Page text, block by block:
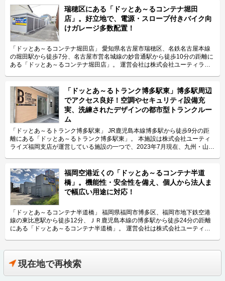
402箇所、16,736室（2020年9月現在）を運営しております。コンテナ管理
戸数は日本第3位の市場シェアを誇っている会社です。 今回は、株式会社ユ
ーティライズが運営している「ドッとあ～るコンテナ岩槻南平野」の特長や
利用用途などをご紹介致します。 「ドッとあ～るコンテナ岩槻南平野」の
特長を教えてください。 大通りの交差点に位置している「ドッとあ～るコ
ンテナ岩槻南平野」。施設内はアスファルトが敷いてあるので車で入りやす
くなっております。 広々とした敷地には、人気のガレージタイプやバイク
コンテナなど1.3帖から8.1帖まで多様なサイズのコンテナが設置されていま
ています。自社の営業社員が電話対応や定期巡回、トラブル対応なども行っ
ているので安心してご利用いただけます。 主にどんな方がご利用されてい
るのでしょうか？ 大宮や春日部、都心で働く方など、主にこの施設から3キ
ロ圏内にお住まいの方に多くご利用いただいています。季節の衣類や大型の
家具など多くの荷物を収容しております。お客様のニーズに合わせた様々な
サイズも検討できるので、LIFULLトランクルームのメール又は電話にてお
問合せください。 セキュリティや安全面について教えてください。 2020年
7月新規オープンの施設なので、最新の防犯カメラを設置しセキュリティー
面を強化しています。コンテナには鍵がついており、内部は通気口があり結
露を防ぎます。ドア及び天井には断熱材が入っているため、外気温±7℃程
度と安定しており、お客様の大切なお荷物を守ります。夜間照明を設置し、
24時間いつでも明るくご利用いただけます。 費用や契約について教えてく
ださい。 月額7,700円～35,200円（税込）の価格帯でご利用いただけます。
初期費用としては、賃料1ヶ月分の事務手数料と5,500円（税込）のメンテ
ナンス費用、その他費用として補償料500円/月（非課税）や管理費800円/月
（税込）がかかります。口座振替もしくは銀行振込にてお支払頂けます。ま
た契約金はクレジット決済もご利用頂けます。時期によってお得なキャンペ
ーンなども実施しますので、ご契約の前にLIFULLトランクルームのHPをご
覧ください。 電子契約システムで手続きも楽々です。最短1ヶ月からの短期
利用が可能で、即日利用もできます(土日祝日含む)。内見もできますので、
スという印象を受けた「ドッとあ～るコンテナ岩槻南平野」。最新の設備や
瑞穂区にある「ドッとあ～るコンテナ堀田
店」。好立地で、電源・スロープ付きバイク向
けガレージ多数配置！
「ドッとあ～るコンテナ堀田店」 愛知県名古屋市瑞穂区、名鉄名古屋本線
の堀田駅から徒歩7分、名古屋市営名城線の妙音通駅から徒歩10分の距離に
ある「ドッとあ～るコンテナ堀田店」。 運営会社は株式会社ユーティライ
など、お客様に寄り添った接客対応力が強みです。 今回は、株式会社ユー
ティライズ名古屋営業所が運営している「ドッとあ～るコンテナ堀田店」の
特長や利用用途などをご紹介致します。 「ドッとあ～るコンテナ堀田店」
の特長を教えてください。 2020年9月にオープンした「ドッとあ～るコン
テナ堀田店」。名古屋高速「堀田」出口から約300ｍの場所にあり、両面道
路で通り抜けが可能なので、車でのご利用も便利な立地です。広さ0.6帖か
ら6.2帖までの全10タイプをご用意しており、2.2帖～6.1帖のタイプは、バ
イク向けのスロープ付きタイプで、バイクに乗ったまま入庫することもでき
を要するオートバイに最適です。 主にどんな方がご利用されているのでし
ょうか？ 住宅街の中にあるため、周りにお住いのファミリー層などのお客
様に多くご利用頂いております。ご自宅のスペース確保や引越し前の一時保
管など一般家庭のご利用が多い傾向です。さらに、6.2帖のガレージタイプ
は、奥行き4.7ｍあり長尺の資材も収容可能で、照明・電源完備も完備で、
法人様に人気のタイプです。長物タイプは、バイクガレージとして活用して
いる方も多くいます。 セキュリティや安全面について教えてください。 ご
利用は、24時間365日いつでも可能です。４台の防犯カメラや完全２ロック
で万全のセキュリティを整えており、安心して大切なお荷物を預けていただ
けます。換気口も完備し、安心して大切な荷物を預けていただけるよう心掛
けております。万が一、トラブルが起こったとしても営業メンバーがすぐに
対応できるようチーム体制を備えております。 費用や契約について教えて
す。初期費用は賃料1ヶ月分の事務手数料と当月分日割り賃料、翌月分賃料
「ドッとあ～るトランク博多駅東」博多駅周辺
でアクセス良好！空調やセキュリティ設備充
実、洗練されたデザインの都市型トランクルー
ム
「ドッとあ～るトランク博多駅東」 JR鹿児島本線博多駅から徒歩9分の距
離にある「ドッとあ～るトランク博多駅東」。 本施設は株式会社ユーティ
ライズ福岡支店が運営している施設の一つで、2023年7月現在、九州・山口
会社ユーティライズ福岡支店が運営している「ドッとあ～るトランク博多駅
東」の特長や利用用途などをご紹介致します。 「ドッとあ～るトランク博
多駅東」の特長を教えてください。 本施設はJR鹿児島本線博多駅と福岡市
地下鉄空港線東比恵駅の2路線からアクセスすることができる立地にあり、
特に博多駅から徒歩10分圏内と利便性のよい施設になります。また当社が
保有する屋内型トランクルームの中でも空調設備やセキュリティが完備され
ている施設で、一つ上のグレードのプレミアムトランクルームとして展開し
ております。ご利用サイズにつきましては0.3帖(0.37m²)~4.2帖(6.82m²)と
のでしょうか？ 近隣にお住まいの方や法人様のご利用がメインとなり、ま
た空調設備も備えておりますので、温度や湿度を気にされる方もご利用いた
だいております。さらに当社ではスピード感のある接客対応を心掛けてお
り、即日契約もできるため、お急ぎの方のご利用も可能でございます。利用
福岡空港近くの「ドッとあ～るコンテナ半道
橋」。機能性・安全性を備え、個人から法人ま
で幅広い用途に対応！
「ドッとあ～るコンテナ半道橋」 福岡県福岡市博多区、福岡市地下鉄空港
線の東比恵駅から徒歩12分、ＪＲ鹿児島本線の博多駅から徒歩24分の距離
にある「ドッとあ～るコンテナ半道橋」。 運営会社は株式会社ユーティラ
数運営しています。 今回は、株式会社ユーティライズ福岡支店が運営して
いる「ドッとあ～るコンテナ半道橋」の特長や利用用途などをご紹介致しま
す。 「ドッとあ～るコンテナ半道橋」の特長を教えてください。 福岡空港
から車で10分の「ドッとあ～るコンテナ半道橋」。国道3号線沿いで市高速
現在地で再検索